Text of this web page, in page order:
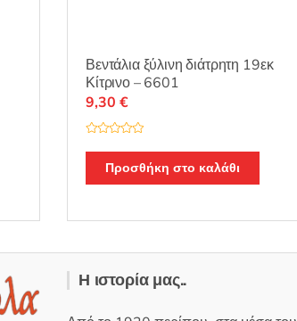
Βεντάλια ξύλινη διάτρητη 19εκ
Κίτρινο – 6601
α
ο
γ
η
ε
μ
α
9,30 €
Προσθήκη στο καλάθι
Η ιστορία μας..